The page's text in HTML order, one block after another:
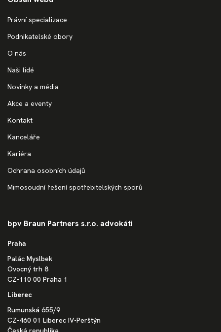
Právní specializace
Podnikatelské obory
O nás
Naši lidé
Novinky a média
Akce a eventy
Kontakt
Kanceláře
Kariéra
Ochrana osobních údajů
Mimosoudní řešení spotřebitelských sporů
bpv Braun Partners s.r.o. advokáti
Praha
Palác Myslbek
Ovocný trh 8
CZ-110 00 Praha 1
Liberec
Rumunská 655/9
CZ-460 01 Liberec IV-Perštýn